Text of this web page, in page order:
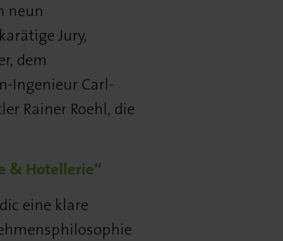
neun
Jury,
dem
Ingenieur Carl-
Rainer Roehl, die
& Hotellerie“
eine klare